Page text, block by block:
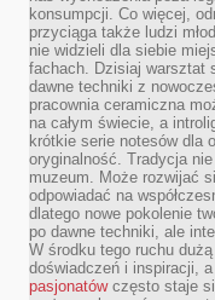
konsumpcji. Co więcej,
przyciąga także ludzi
nie widzieli dla siebie
fachach. Dzisiaj warsztat
dawne techniki z
pracownia ceramiczna
na całym świecie, a
krótkie serie notesów dla
oryginalność. Tradycja
muzeum. Może rozwijać
odpowiadać na
dlatego nowe pokolenie
po dawne techniki, ale
W środku tego ruchu
doświadczeń i inspiracji,
pasjonatówczęsto staje